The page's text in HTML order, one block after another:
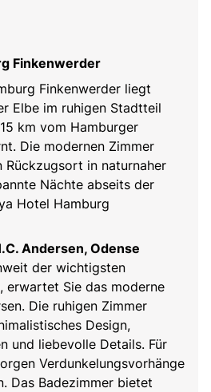
Finkenwerder
Finkenwerder liegt
Elbe im ruhigen Stadtteil
km vom Hamburger
Die modernen Zimmer
in naturnaher
Nächte abseits der
Hotel Hamburg
Andersen, Odense
der wichtigsten
erwartet Sie das moderne
Die ruhigen Zimmer
Design,
und liebevolle Details. Für
Verdunkelungsvorhänge
Das Badezimmer bietet